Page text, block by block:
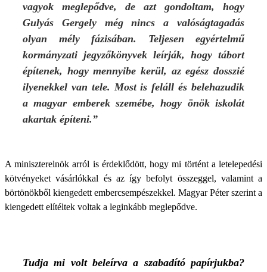
vagyok meglepődve, de azt gondoltam, hogy
Gulyás Gergely még nincs a valóságtagadás
olyan mély fázisában. Teljesen egyértelmű
kormányzati jegyzőkönyvek leírják, hogy tábort
építenek, hogy mennyibe kerül, az egész dosszié
ilyenekkel van tele. Most is feláll és belehazudik
a magyar emberek szemébe, hogy önök iskolát
akartak építeni.”
A miniszterelnök arról is érdeklődött, hogy mi történt a letelepedési
kötvényeket vásárlókkal és az így befolyt összeggel, valamint a
börtönökből kiengedett embercsempészekkel. Magyar Péter szerint a
kiengedett elítéltek voltak a leginkább meglepődve.
Tudja mi volt beleírva a szabadító papírjukba?